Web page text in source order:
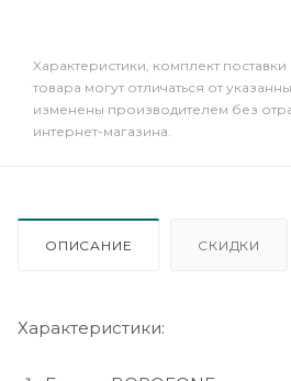
Xарактеристики, комплект
товара могут отличаться от
изменены производителем без
интернет-магазина.
ОПИСАНИЕ СКИДКИ
Характеристики: